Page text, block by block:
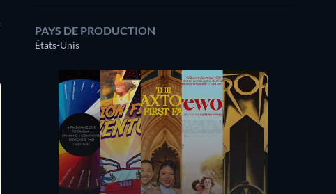
PAYS DE PRODUCTION
États-Unis